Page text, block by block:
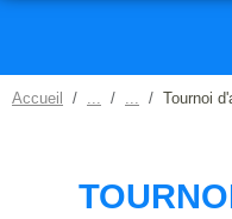
Accueil Tournoi